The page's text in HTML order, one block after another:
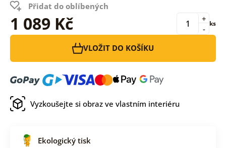
Přidat do oblíbených
1 089 Kč -
+ ks
VLOŽIT DO KOŠÍKU
Vyzkoušejte si obraz ve vlastním interiéru
Ekologický tisk